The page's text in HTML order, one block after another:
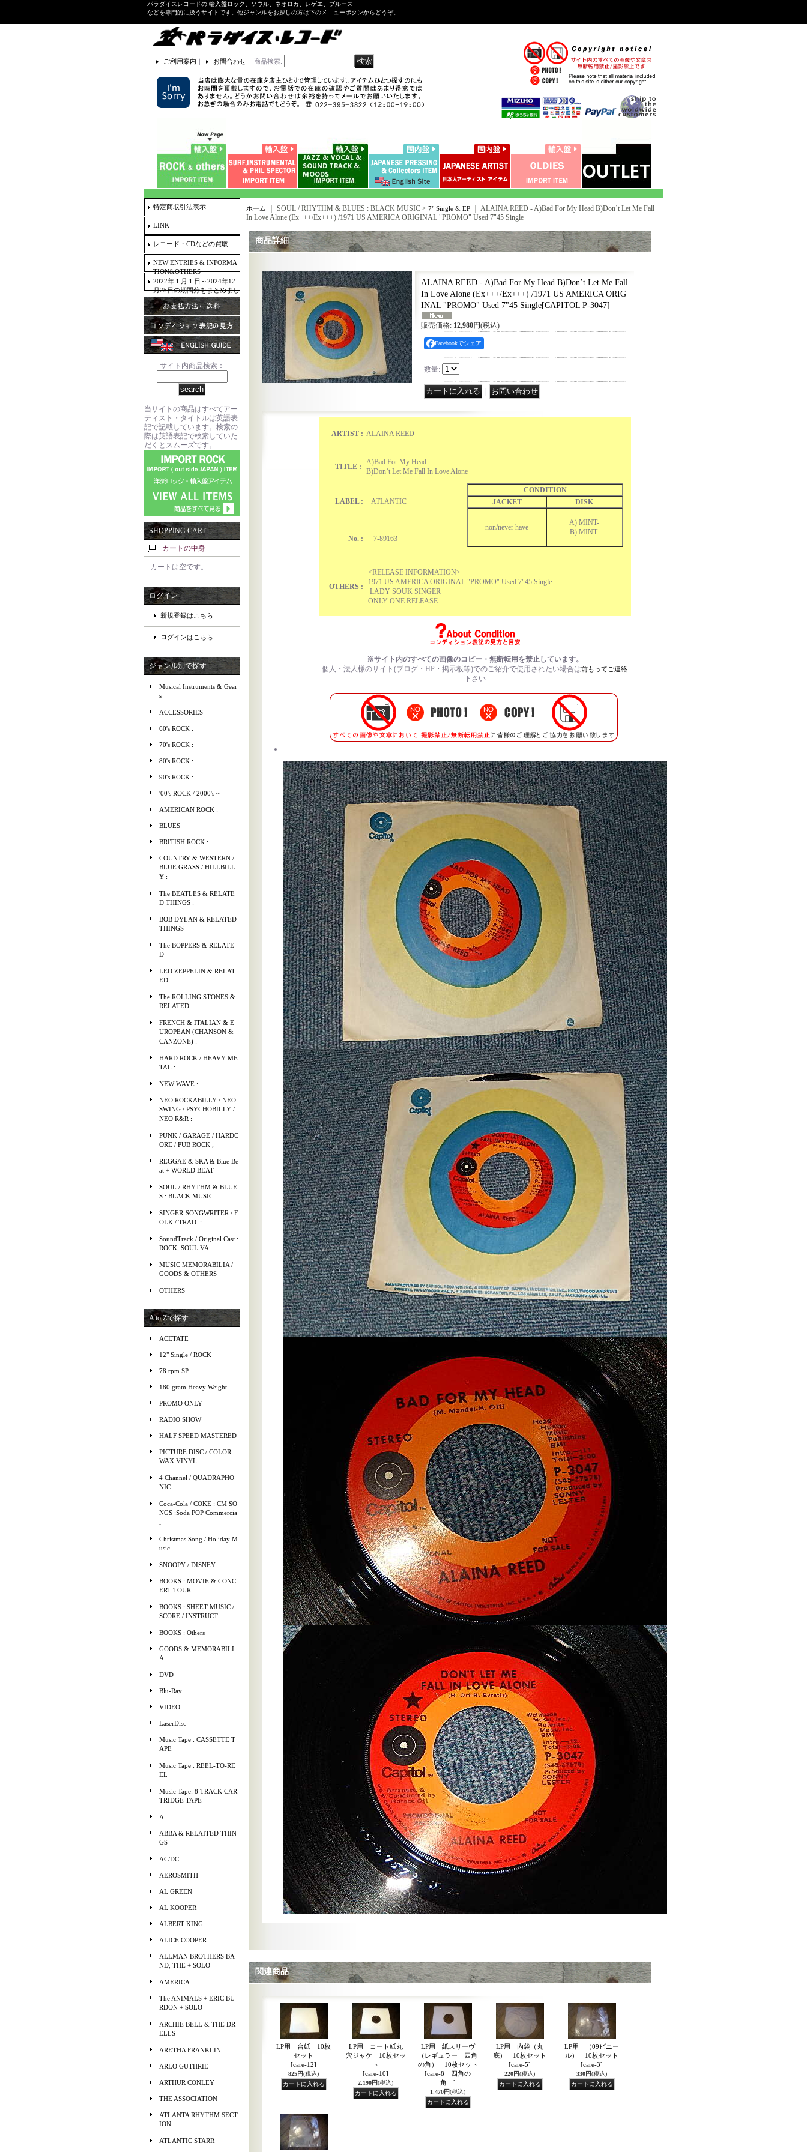
パラダイスレコードの 輸入盤ロック、ソウル、ネオロカ、レゲエ、ブルース
などを専門的に扱うサイトです。他ジャンルをお探しの方は下のメニューボタンからどうぞ。
ご利用案内 ｜ お問合わせ 商品検索:
特定商取引法表示
LINK
レコード・CDなどの買取
NEW ENTRIES & INFORMA
TION&OTHERS
2022年１月１日～2024年12
月25日の期間分をまとめまし
た。
サイト内商品検索：
当サイトの商品はすべてアー
ティスト・タイトルは英語表
記で記載しています。検索の
際は英語表記で検索していた
だくとスムーズです。
SHOPPING CART
カートの中身
カートは空です。
ログイン
新規登録はこちら
ログインはこちら
ジャンル別で探す
Musical Instruments & Gear
s
ACCESSORIES
60's ROCK :
70's ROCK :
80's ROCK :
90's ROCK :
'00's ROCK / 2000's ~
AMERICAN ROCK :
BLUES
BRITISH ROCK :
COUNTRY & WESTERN /
BLUE GRASS / HILLBILL
Y :
The BEATLES & RELATE
D THINGS :
BOB DYLAN & RELATED
THINGS
The BOPPERS & RELATE
D
LED ZEPPELIN & RELAT
ED
The ROLLING STONES &
RELATED
FRENCH & ITALIAN & E
UROPEAN (CHANSON &
CANZONE) :
HARD ROCK / HEAVY ME
TAL :
NEW WAVE :
NEO ROCKABILLY / NEO-
SWING / PSYCHOBILLY /
NEO R&R :
PUNK / GARAGE / HARDC
ORE / PUB ROCK ;
REGGAE & SKA & Blue Be
at + WORLD BEAT
SOUL / RHYTHM & BLUE
S : BLACK MUSIC
SINGER-SONGWRITER / F
OLK / TRAD. :
SoundTrack / Original Cast :
ROCK, SOUL VA
MUSIC MEMORABILIA /
GOODS & OTHERS
OTHERS
A to Zで探す
ACETATE
12" Single / ROCK
78 rpm SP
180 gram Heavy Weight
PROMO ONLY
RADIO SHOW
HALF SPEED MASTERED
PICTURE DISC / COLOR
WAX VINYL
4 Channel / QUADRAPHO
NIC
Coca-Cola / COKE : CM SO
NGS :Soda POP Commercia
l
Christmas Song / Holiday M
usic
SNOOPY / DISNEY
BOOKS : MOVIE & CONC
ERT TOUR
BOOKS : SHEET MUSIC /
SCORE / INSTRUCT
BOOKS : Others
GOODS & MEMORABILI
A
DVD
Blu-Ray
VIDEO
LaserDisc
Music Tape : CASSETTE T
APE
Music Tape : REEL-TO-RE
EL
Music Tape: 8 TRACK CAR
TRIDGE TAPE
A
ABBA & RELAITED THIN
GS
AC/DC
AEROSMITH
AL GREEN
AL KOOPER
ALBERT KING
ALICE COOPER
ALLMAN BROTHERS BA
ND, THE + SOLO
AMERICA
The ANIMALS + ERIC BU
RDON + SOLO
ARCHIE BELL & THE DR
ELLS
ARETHA FRANKLIN
ARLO GUTHRIE
ARTHUR CONLEY
THE ASSOCIATION
ATLANTA RHYTHM SECT
ION
ATLANTIC STARR
ホーム ｜ SOUL / RHYTHM & BLUES : BLACK MUSIC > 7" Single & EP
ALAINA REED - A)Bad For My Head B)Don’t Let Me Fall
In Love Alone (Ex+++/Ex+++) /1971 US AMERICA ORIGINAL "PROMO" Used 7"45 Single
商品詳細
ALAINA REED - A)Bad For My Head B)Don’t Let Me Fall
In Love Alone (Ex+++/Ex+++) /1971 US AMERICA ORIG
INAL "PROMO" Used 7"45 Single[CAPITOL P-3047]
販売価格: 12,980円(税込)
Facebookでシェア
数量:
ARTIST : ALAINA REED
TITLE :
A)Bad For My Head
B)Don’t Let Me Fall In Love Alone
LABEL : ATLANTIC
CONDITION
JACKET
DISK
non/never have
A) MINT-
B) MINT-
No. : 7-89163
OTHERS :
<RELEASE INFORMATION>
1971 US AMERICA ORIGINAL "PROMO" Used 7"45 Single
LADY SOUK SINGER
ONLY ONE RELEASE
※サイト内のすべての画像のコピー・無断転用を禁止しています。
個人・法人様のサイト(ブログ・HP・掲示板等)でのご紹介で使用されたい場合は前もってご連絡
下さい
関連商品
LP用 台紙 10枚
セット
[care-12]
825円(税込)
LP用 コート紙丸
穴ジャケ 10枚セッ
ト
[care-10]
2,190円(税込)
LP用 紙スリーヴ
（レギュラー 四角
の角） 10枚セット
[care-8 四角の
角 ]
1,470円(税込)
LP用 内袋（丸
底） 10枚セット
[care-5]
220円(税込)
LP用 （09ビニー
ル） 10枚セット
[care-3]
330円(税込)